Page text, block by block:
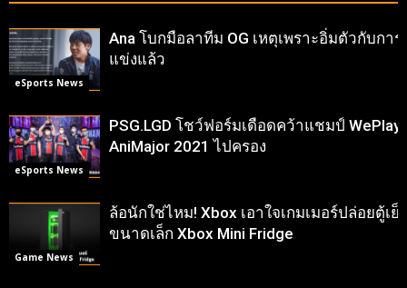
eSports News
Ana โบกมือลาทีม OG เหตุเพราะอิ่มตัวกับการ
แข่งแล้ว
eSports News
PSG.LGD โชว์ฟอร์มเดือดคว้าแชมป์ WePlay
AniMajor 2021 ไปครอง
Game News
ล้อนักใช่ไหม! Xbox เอาใจเกมเมอร์ปล่อยตู้เย็
ขนาดเล็ก Xbox Mini Fridge